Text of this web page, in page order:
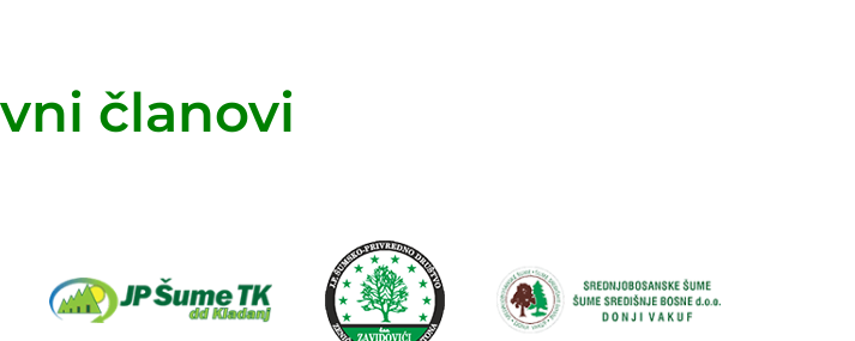
članovi